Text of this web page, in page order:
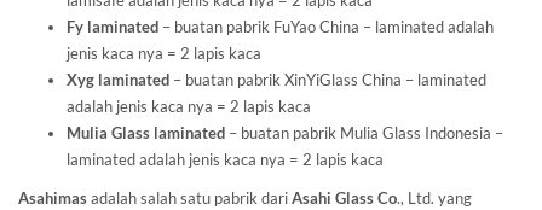
Fy laminated – buatan pabrik FuYao China – laminated adalah
jenis kaca nya = 2 lapis kaca
Xyg laminated – buatan pabrik XinYiGlass China – laminated
adalah jenis kaca nya = 2 lapis kaca
Mulia Glass laminated – buatan pabrik Mulia Glass Indonesia –
laminated adalah jenis kaca nya = 2 lapis kaca
Asahimasadalah salah satu pabrik dariAsahi GlassCo., Ltd. yang